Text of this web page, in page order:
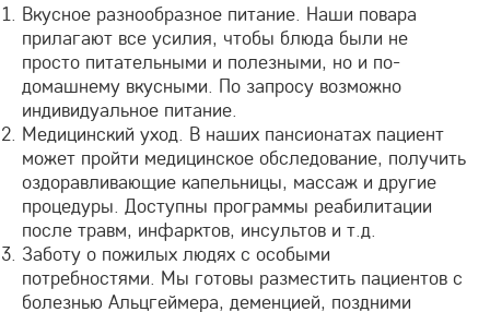
Вкусное разнообразное питание. Наши повара
прилагают все усилия, чтобы блюда были не
просто питательными и полезными, но и по-
домашнему вкусными. По запросу возможно
индивидуальное питание.
Медицинский уход. В наших пансионатах пациент
может пройти медицинское обследование, получить
оздоравливающие капельницы, массаж и другие
процедуры. Доступны программы реабилитации
после травм, инфарктов, инсультов и т.д.
Заботу о пожилых людях с особыми
потребностями. Мы готовы разместить пациентов с
болезнью Альцгеймера, деменцией, поздними